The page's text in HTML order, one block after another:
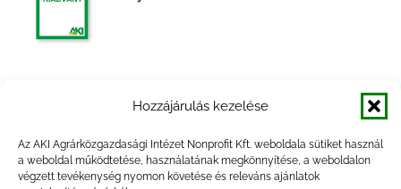
Hozzájárulás kezelése
Az AKI Agrárközgazdasági Intézet Nonprofit Kft. weboldala sütiket használ
a weboldal működtetése, használatának megkönnyítése, a weboldalon
végzett tevékenység nyomon követése és releváns ajánlatok
tejtermékek